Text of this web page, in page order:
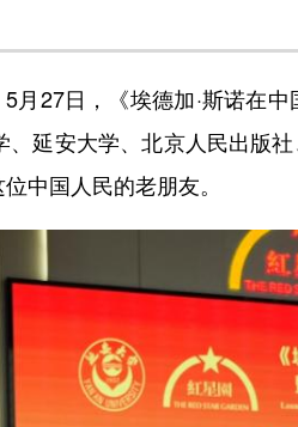
27日，《埃德加·斯诺在中
延安大学、北京人民出版
中国人民的老朋友。